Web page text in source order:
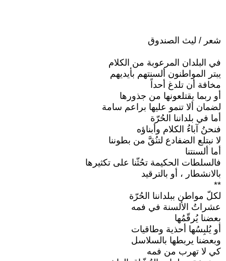
شعر / ليث الصندوق
في البلدان المرعوبة من الكلام
يبتر المواطنون ألسنتهم بأيديهم
مخافة أن تلدغ أحداً
أو ربما يقتلعونها من جذورها
لضمان ألا تنمو عليها براعم سامة
أما في بلداننا الحُرّة
فنحنُ آباءُ الكلام وأبناؤه
لا نبتلع الضفادع لتنُقَّ من بطوننا
أما ألسنتنا
فالسلطات الحكيمة تحُثّنا على تكثيرها
بالانشطار ، أو بالترقيد
**
لكلّ مواطن ببلداننا الحُرّة
عشراتُ الألسنة في فمه
بعضنا يُرقّمُها
أو يُلبِسُها أحذية وطاقيات
وبعضنا يربطها بالسلاسل
كي لا تهرب من فمه